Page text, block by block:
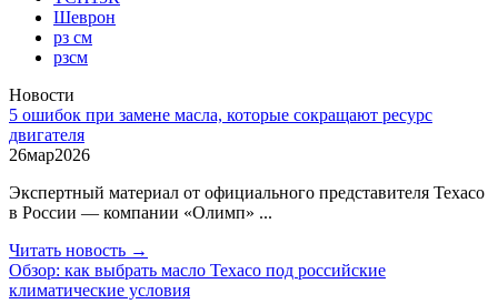
Шеврон
рз см
рзсм
Новости
5 ошибок при замене масла, которые сокращают ресурс
двигателя
26мар2026
Экспертный материал от официального представителя Texaco
в России — компании «Олимп» ...
Читать новость →
Обзор: как выбрать масло Texaco под российские
климатические условия